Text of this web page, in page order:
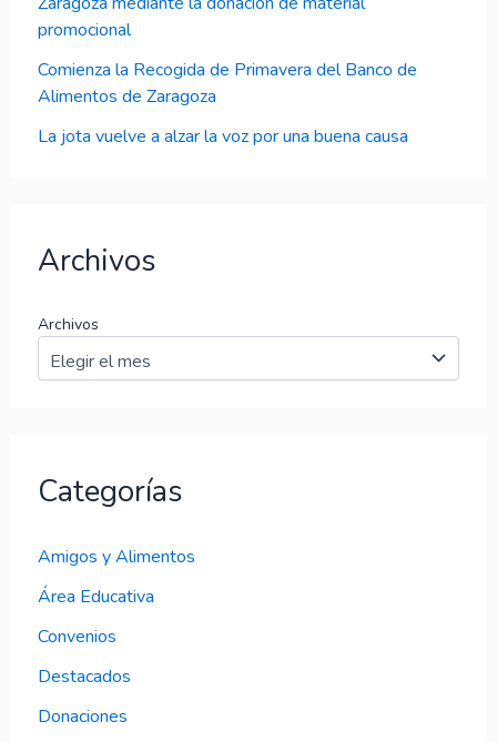
promocional
Comienza la Recogida de Primavera del Banco de
Alimentos de Zaragoza
La jota vuelve a alzar la voz por una buena causa
Archivos
Archivos
Categorías
Amigos y Alimentos
Área Educativa
Convenios
Destacados
Donaciones